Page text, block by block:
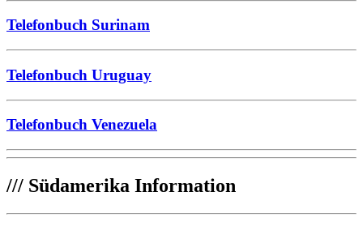
Telefonbuch Surinam
Telefonbuch Uruguay
Telefonbuch Venezuela
/// Südamerika Information